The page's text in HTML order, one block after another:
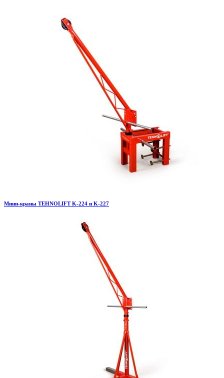
Мини-краны TEHNOLIFT K-224 и K-227